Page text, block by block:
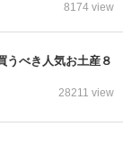
8174 view
うべき人気お土産８
28211 view